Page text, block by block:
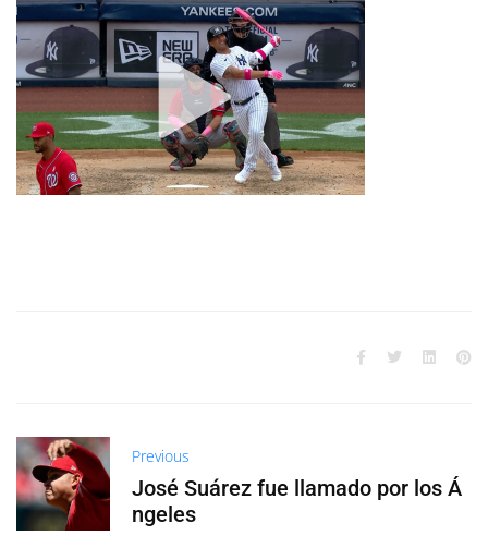
Previous
José Suárez fue llamado por los Á
ngeles